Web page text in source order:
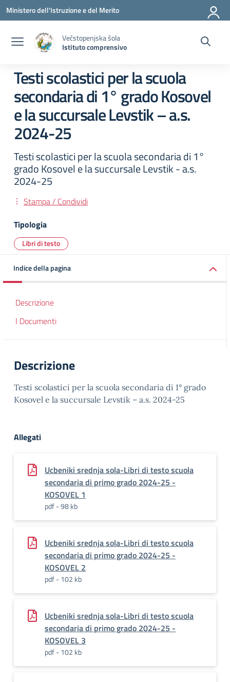
Vai ai contenuti
Vai al menu di navigazione
Vai al footer
Ministero dell'Istruzione e del Merito
Večstopenjska šola
Istituto comprensivo
Testi scolastici per la scuola
secondaria di 1° grado Kosovel
e la succursale Levstik – a.s.
2024-25
Testi scolastici per la scuola secondaria di 1°
grado Kosovel e la succursale Levstik - a.s.
2024-25
Stampa / Condividi
Tipologia
Libri di testo
Indice della pagina
Descrizione
I Documenti
Descrizione
Testi scolastici per la scuola secondaria di 1° grado
Kosovel e la succursale Levstik – a.s. 2024-25
Allegati
Ucbeniki srednja sola-Libri di testo scuola
secondaria di primo grado 2024-25 -
KOSOVEL 1
pdf - 98 kb
Ucbeniki srednja sola-Libri di testo scuola
secondaria di primo grado 2024-25 -
KOSOVEL 2
pdf - 102 kb
Ucbeniki srednja sola-Libri di testo scuola
secondaria di primo grado 2024-25 -
KOSOVEL 3
pdf - 102 kb